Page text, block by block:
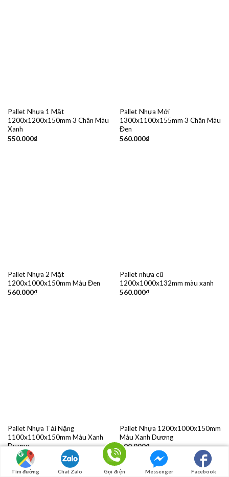
Pallet Nhựa 1 Mặt
1200x1200x150mm 3 Chân Màu
Xanh
550.000₫
Pallet Nhựa Mới
1300x1100x155mm 3 Chân Màu
Đen
560.000₫
Pallet Nhựa 2 Mặt
1200x1000x150mm Màu Đen
560.000₫
Pallet nhựa cũ
1200x1000x132mm màu xanh
560.000₫
Pallet Nhựa Tải Nặng
1100x1100x150mm Màu Xanh
Dương
565.000₫
Pallet Nhựa 1200x1000x150mm
Màu Xanh Dương
600.000₫
Tìm đường Chat Zalo Gọi điện Messenger Facebook